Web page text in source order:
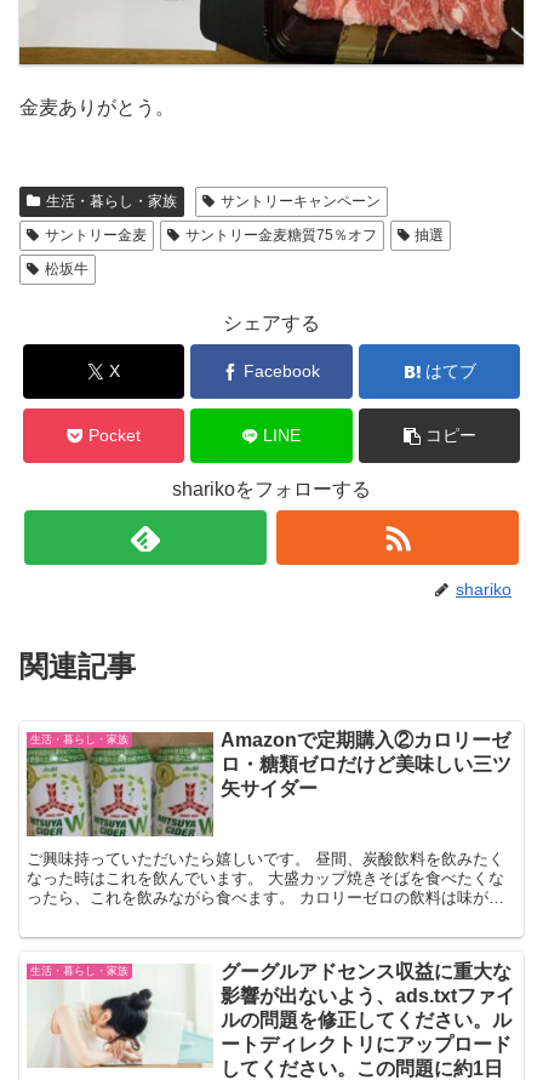
金麦ありがとう。
生活・暮らし・家族
サントリーキャンペーン
サントリー金麦
サントリー金麦糖質75％オフ
抽選
松坂牛
シェアする
X Facebook はてブ
Pocket LINE コピー
sharikoをフォローする
shariko
関連記事
生活・暮らし・家族
Amazonで定期購入②カロリーゼ
ロ・糖類ゼロだけど美味しい三ツ
矢サイダー
ご興味持っていただいたら嬉しいです。 昼間、炭酸飲料を飲みたく
なった時はこれを飲んでいます。 大盛カップ焼きそばを食べたくな
ったら、これを飲みながら食べます。 カロリーゼロの飲料は味が自
生活・暮らし・家族
グーグルアドセンス収益に重大な
影響が出ないよう、ads.txtファイ
ルの問題を修正してください。ル
ートディレクトリにアップロード
してください。この問題に約1日